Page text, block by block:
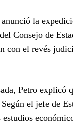
la
Consejo de
con el revés
Petro explicó
el jefe de